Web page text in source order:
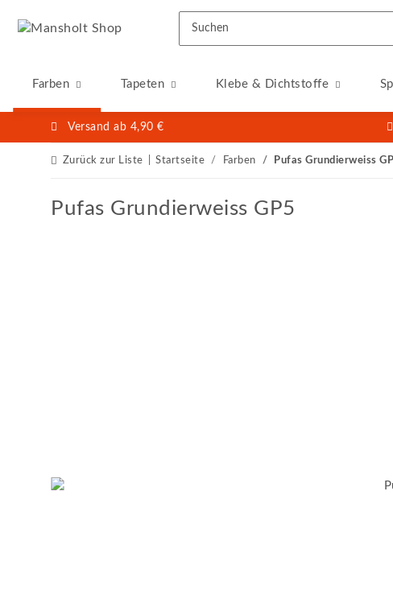
Farben Tapeten Klebe & Dichtstoffe
Versand ab 4,90 €
Zurück zur Liste Startseite Farben Pufas Grundierweiss
Pufas Grundierweiss GP5